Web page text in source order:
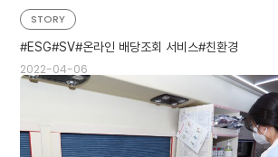
2022-04-06
STORY
ESG SV 온라인 배당조회 서비스 친환경